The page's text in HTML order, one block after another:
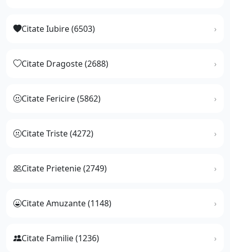
Citate Iubire (6503)
Citate Dragoste (2688)
Citate Fericire (5862)
Citate Triste (4272)
Citate Prietenie (2749)
Citate Amuzante (1148)
Citate Familie (1236)